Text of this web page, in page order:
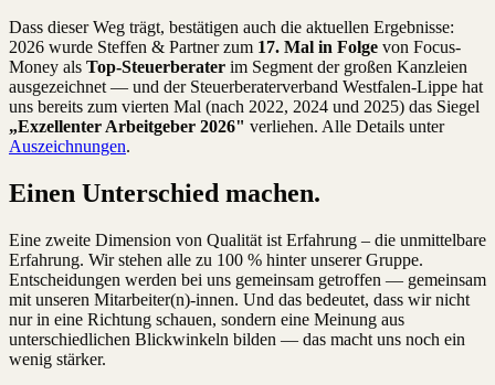
Dass dieser Weg trägt, bestätigen auch die aktuellen Ergebnisse:
2026 wurde Steffen & Partner zum 17. Mal in Folge von Focus-
Money als Top-Steuerberater im Segment der großen Kanzleien
ausgezeichnet — und der Steuerberaterverband Westfalen-Lippe hat
uns bereits zum vierten Mal (nach 2022, 2024 und 2025) das Siegel
„Exzellenter Arbeitgeber 2026" verliehen. Alle Details unter
Auszeichnungen.
Einen Unterschied machen.
Eine zweite Dimension von Qualität ist Erfahrung – die unmittelbare
Erfahrung. Wir stehen alle zu 100 % hinter unserer Gruppe.
Entscheidungen werden bei uns gemeinsam getroffen — gemeinsam
mit unseren Mitarbeiter(n)-innen. Und das bedeutet, dass wir nicht
nur in eine Richtung schauen, sondern eine Meinung aus
unterschiedlichen Blickwinkeln bilden — das macht uns noch ein
wenig stärker.